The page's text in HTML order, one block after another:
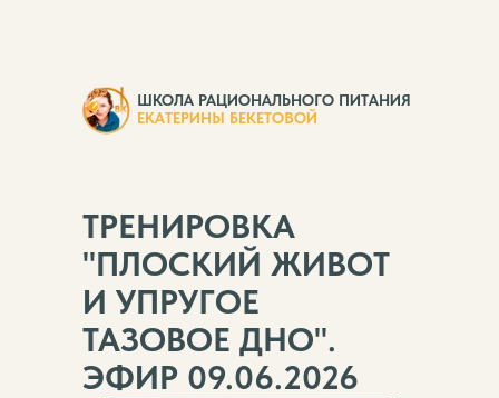
ТРЕНИРОВКА
"ПЛОСКИЙ ЖИВОТ
И УПРУГОЕ
ТАЗОВОЕ ДНО".
ЭФИР 09.06.2026
ШКОЛА РАЦИОНАЛЬНОГО ПИТАНИЯ
ЕКАТЕРИНЫ БЕКЕТОВОЙ